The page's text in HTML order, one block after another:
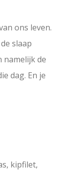
ons leven.
slaap
namelijk de
dag. En je
kipfilet,